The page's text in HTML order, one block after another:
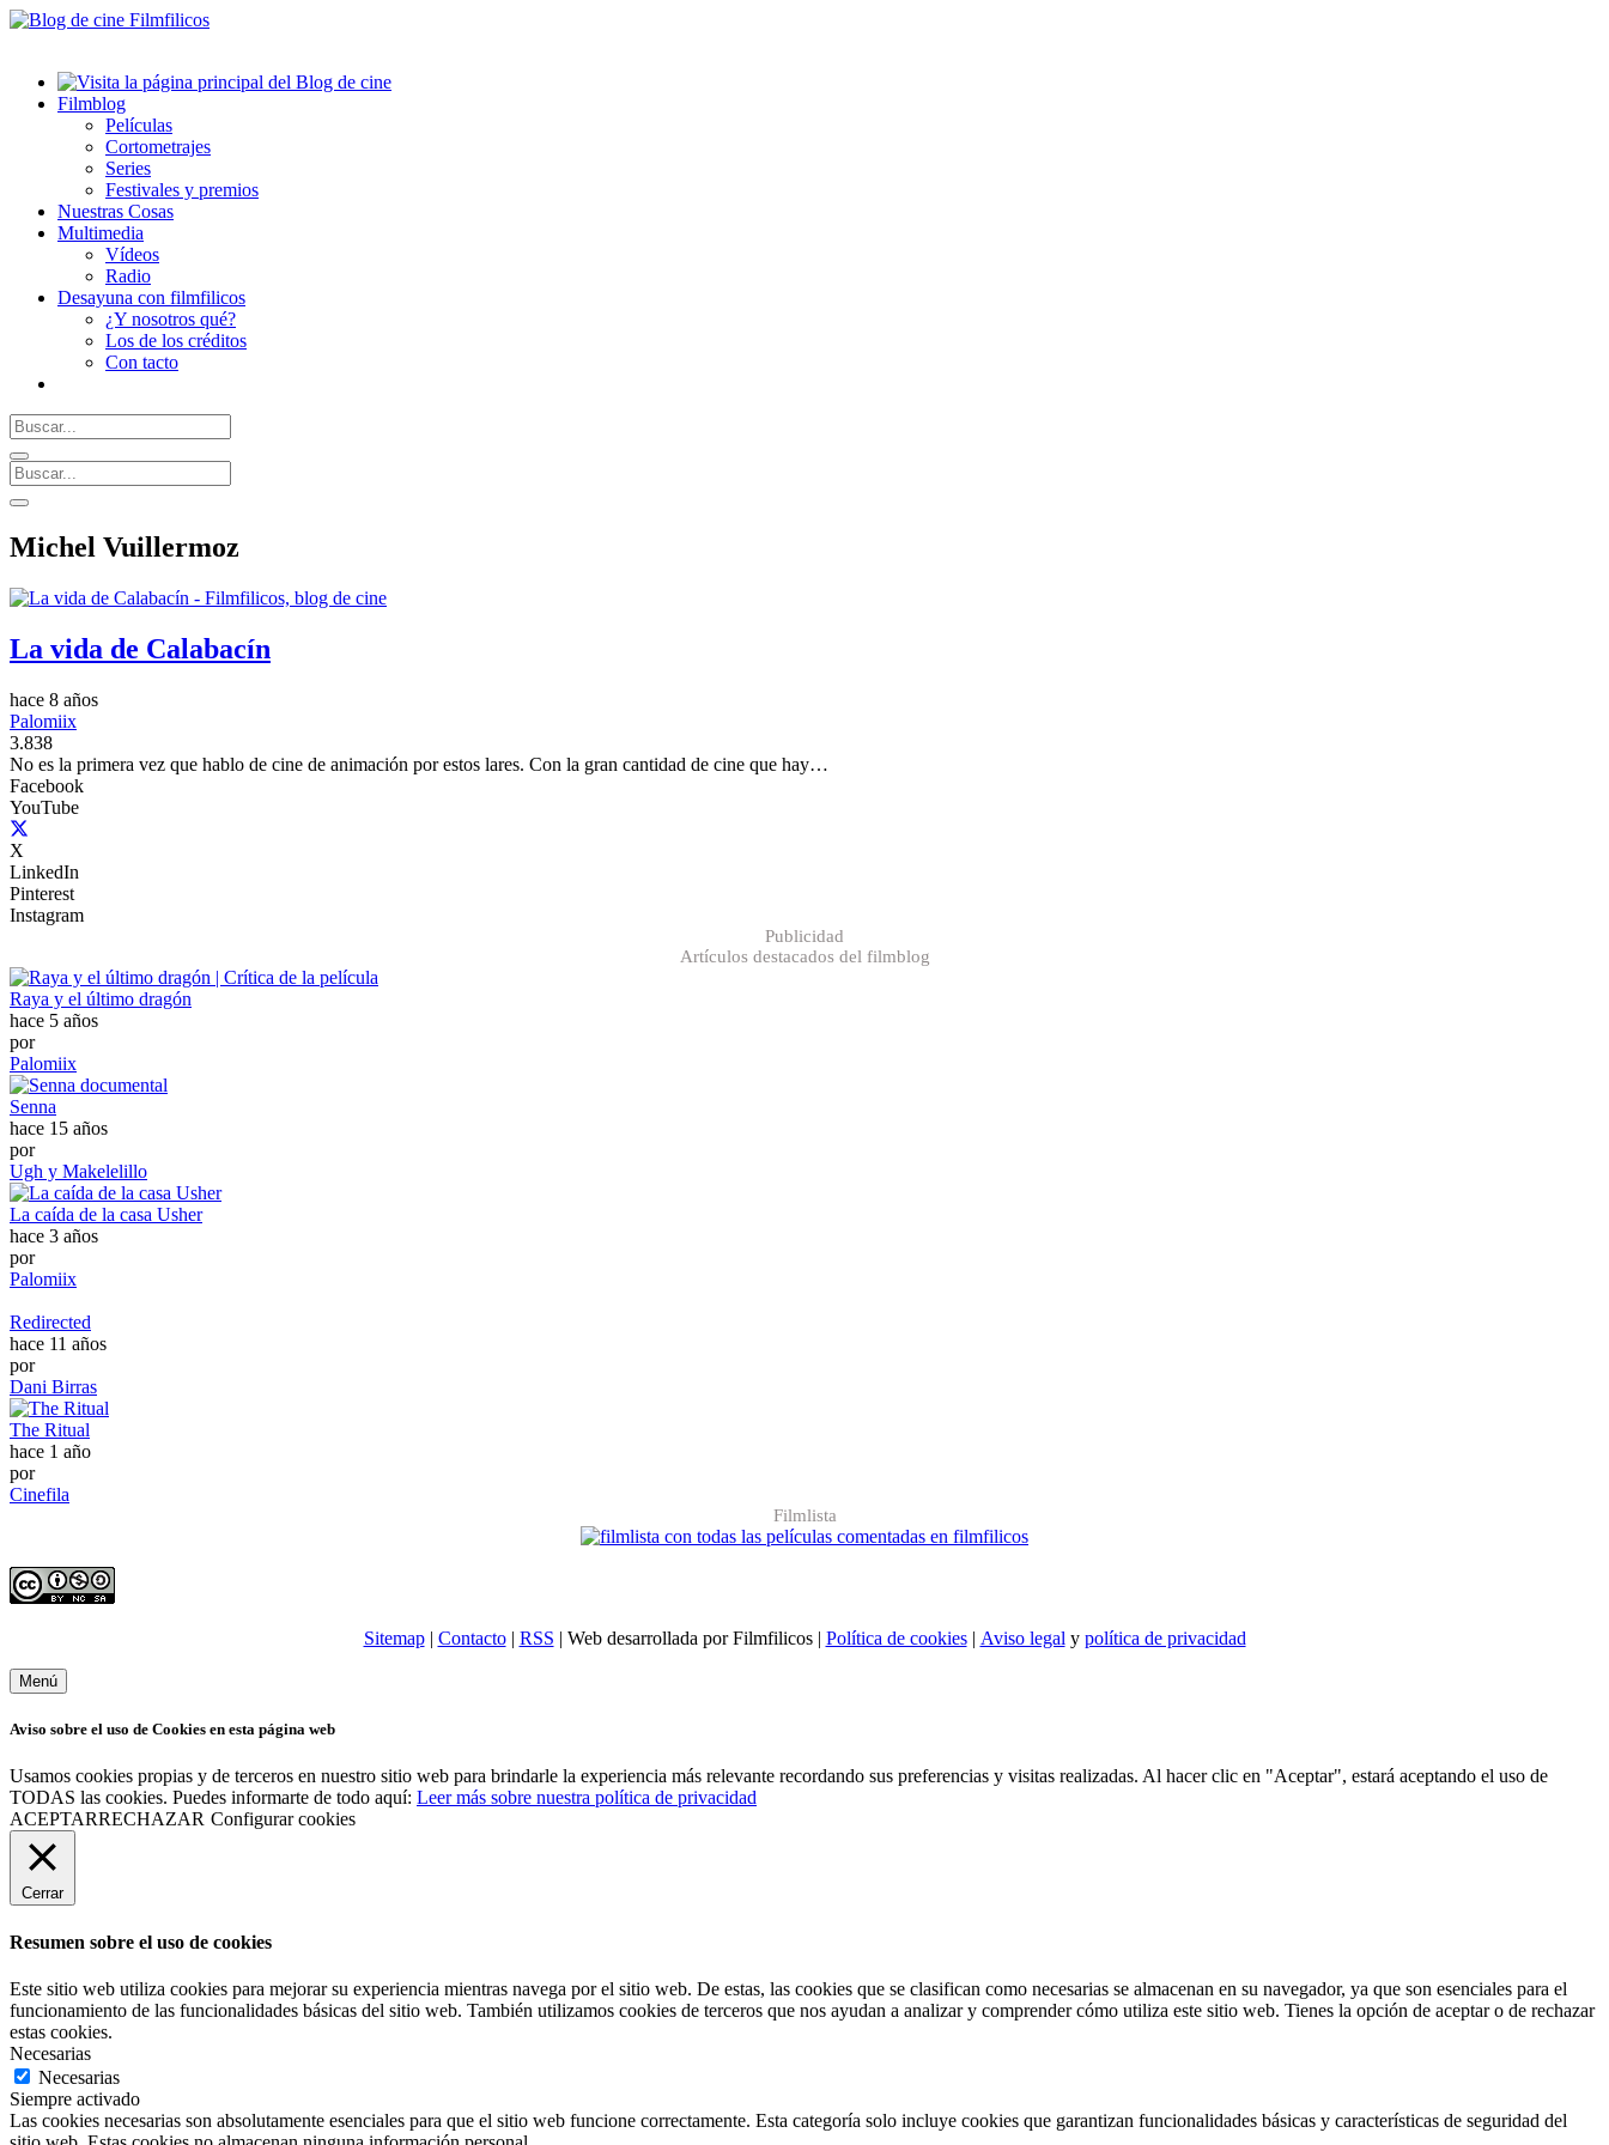
Filmblog
Películas
Cortometrajes
Series
Festivales y premios
Nuestras Cosas
Multimedia
Vídeos
Radio
Desayuna con filmfilicos
¿Y nosotros qué?
Los de los créditos
Con tacto
Michel Vuillermoz
La vida de Calabacín
hace 8 años
Palomiix
3.838
No es la primera vez que hablo de cine de animación por estos lares. Con la gran cantidad de cine que hay…
Facebook
YouTube
X
LinkedIn
Pinterest
Instagram
Publicidad
Artículos destacados del filmblog
Raya y el último dragón
hace 5 años
por
Palomiix
Senna
hace 15 años
por
Ugh y Makelelillo
La caída de la casa Usher
hace 3 años
por
Palomiix
Redirected
hace 11 años
por
Dani Birras
The Ritual
hace 1 año
por
Cinefila
Filmlista
Sitemap| Contacto| RSS | Web desarrollada por Filmfilicos | Política de cookies| Aviso legal y política de privacidad
Menú
Aviso sobre el uso de Cookies en esta página web
Usamos cookies propias y de terceros en nuestro sitio web para brindarle la experiencia más relevante recordando sus preferencias y visitas realizadas. Al hacer clic en "Aceptar", estará aceptando el uso de
TODAS las cookies. Puedes informarte de todo aquí: Leer más sobre nuestra política de privacidad
ACEPTARRECHAZAR Configurar cookies
Cerrar
Resumen sobre el uso de cookies
Este sitio web utiliza cookies para mejorar su experiencia mientras navega por el sitio web. De estas, las cookies que se clasifican como necesarias se almacenan en su navegador, ya que son esenciales para el
funcionamiento de las funcionalidades básicas del sitio web. También utilizamos cookies de terceros que nos ayudan a analizar y comprender cómo utiliza este sitio web. Tienes la opción de aceptar o de rechazar
estas cookies.
Necesarias
Necesarias
Siempre activado
Las cookies necesarias son absolutamente esenciales para que el sitio web funcione correctamente. Esta categoría solo incluye cookies que garantizan funcionalidades básicas y características de seguridad del